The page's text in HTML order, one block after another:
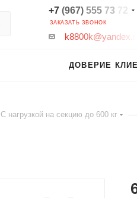
+7 (967) 555 73
ЗАКАЗАТЬ ЗВОНОК
k8800k@yandex
ДОВЕРИЕ
нагрузкой на секцию до 600 кг —